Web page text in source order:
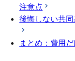
注意点
後悔しない共
まとめ：費用